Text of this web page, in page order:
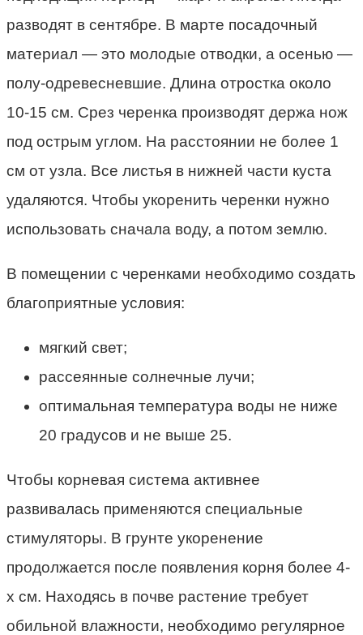
разводят в сентябре. В марте посадочный
материал — это молодые отводки, а осенью —
полу-одревесневшие. Длина отростка около
10-15 см. Срез черенка производят держа нож
под острым углом. На расстоянии не более 1
см от узла. Все листья в нижней части куста
удаляются. Чтобы укоренить черенки нужно
использовать сначала воду, а потом землю.
В помещении с черенками необходимо создать
благоприятные условия:
мягкий свет;
рассеянные солнечные лучи;
оптимальная температура воды не ниже
20 градусов и не выше 25.
Чтобы корневая система активнее
развивалась применяются специальные
стимуляторы. В грунте укоренение
продолжается после появления корня более 4-
х см. Находясь в почве растение требует
обильной влажности, необходимо регулярное